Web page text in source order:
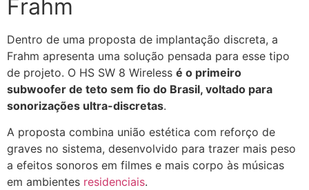
Frahm
Dentro de uma proposta de implantação discreta, a
Frahm apresenta uma solução pensada para esse tipo
de projeto. O HS SW 8 Wireless é o primeiro
subwoofer de teto sem fio do Brasil, voltado para
sonorizações ultra-discretas.
A proposta combina união estética com reforço de
graves no sistema, desenvolvido para trazer mais peso
a efeitos sonoros em filmes e mais corpo às músicas
em ambientes residenciais.